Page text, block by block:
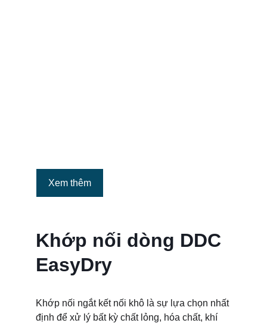
Xem thêm
Khớp nối dòng DDC
EasyDry
Khớp nối ngắt kết nối khô là sự lựa chọn nhất
định để xử lý bất kỳ chất lỏng, hóa chất, khí